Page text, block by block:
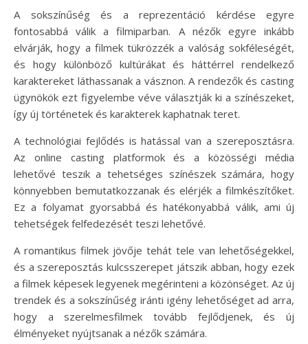
A sokszínűség és a reprezentáció kérdése egyre
fontosabbá válik a filmiparban. A nézők egyre inkább
elvárják, hogy a filmek tükrözzék a valóság sokféleségét,
és hogy különböző kultúrákat és háttérrel rendelkező
karaktereket láthassanak a vásznon. A rendezők és casting
ügynökök ezt figyelembe véve választják ki a színészeket,
így új történetek és karakterek kaphatnak teret.
A technológiai fejlődés is hatással van a szereposztásra.
Az online casting platformok és a közösségi média
lehetővé teszik a tehetséges színészek számára, hogy
könnyebben bemutatkozzanak és elérjék a filmkészítőket.
Ez a folyamat gyorsabbá és hatékonyabbá válik, ami új
tehetségek felfedezését teszi lehetővé.
A romantikus filmek jövője tehát tele van lehetőségekkel,
és a szereposztás kulcsszerepet játszik abban, hogy ezek
a filmek képesek legyenek megérinteni a közönséget. Az új
trendek és a sokszínűség iránti igény lehetőséget ad arra,
hogy a szerelmesfilmek tovább fejlődjenek, és új
élményeket nyújtsanak a nézők számára.